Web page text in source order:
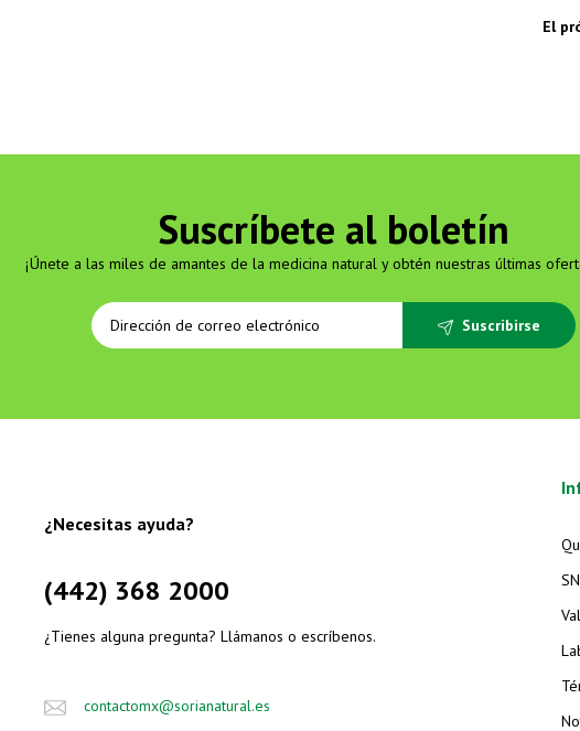
El
Suscríbete al boletín
¡Únete a las miles de amantes de la medicina natural y obtén nuestras últimas
Suscribirse
¿Necesitas ayuda?
(442) 368 2000
¿Tienes alguna pregunta? Llámanos o escríbenos.
contactomx@sorianatural.es